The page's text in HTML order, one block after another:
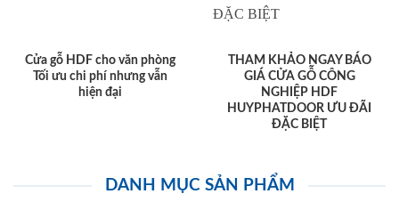
Cửa gỗ HDF cho văn phòng
Tối ưu chi phí nhưng vẫn
hiện đại
THAM KHẢO NGAY BÁO
GIÁ CỬA GỖ CÔNG
NGHIỆP HDF
HUYPHATDOOR ƯU ĐÃI
ĐẶC BIỆT
DANH MỤC SẢN PHẨM